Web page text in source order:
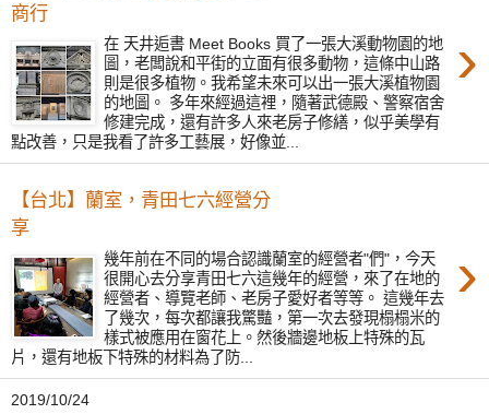
商行
›
在 天井逅書 Meet Books 買了一張大溪動物園的地
圖，老闆說和平街的立面有很多動物，這條中山路
則是很多植物。我希望未來可以出一張大溪植物園
的地圖。 多年來經過這裡，隨著武德殿、警察宿舍
修建完成，還有許多人來老房子修繕，似乎美學有
點改善，只是我看了許多工藝展，好像並...
【台北】蘭室，青田七六經營分
享
›
幾年前在不同的場合認識蘭室的經營者"們"，今天
很開心去分享青田七六這幾年的經營，來了在地的
經營者、導覽老師、老房子愛好者等等。 這幾年去
了幾次，每次都讓我驚豔，第一次去發現榻榻米的
樣式被應用在窗花上。然後牆邊地板上特殊的瓦
片，還有地板下特殊的材料為了防...
2019/10/24